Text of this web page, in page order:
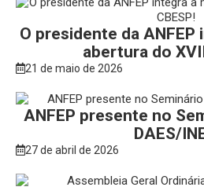
O presidente da ANFEP
abertura do
21 de maio de 2026
ANFEP presente no
DAES/
27 de abril de 2026